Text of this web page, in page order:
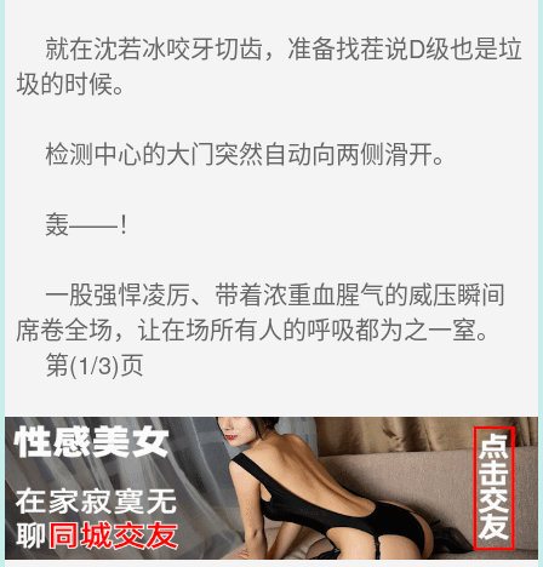
就在沈若冰咬牙切齿，准备找茬说D级也是垃
圾的时候。
检测中心的大门突然自动向两侧滑开。
轰——！
一股强悍凌厉、带着浓重血腥气的威压瞬间
席卷全场，让在场所有人的呼吸都为之一窒。
第(1/3)页